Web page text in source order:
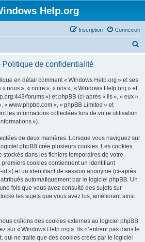
Help.org
Connexion
Inscription
e
de confidentialité
en détail comment « Windows Help.org » et ses
nous », « notre », « nos », « Windows Help.org » et
forums ») et phpBB (ci-après « ils », « eux »,
« www.phpbb.com », « phpBB Limited » et
les informations collectées lors de votre utilisation
»).
de deux manières. Lorsque vous naviguez sur
phpBB crée plusieurs cookies. Les cookies
stockés dans les fichiers temporaires de votre
cookies contiennent un identifiant
») et un identifiant de session anonyme (ci-après
automatiquement par le logiciel phpBB. Un
fois que vous avez consulté des sujets sur
les sujets que vous avez lus, améliorant ainsi
créions des cookies externes au logiciel phpBB
sur « Windows Help.org ». Ils n’entrent pas dans le
qui ne traite que des cookies créés par le logiciel